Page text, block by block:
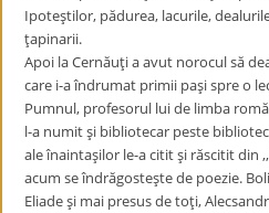
Ipoteştilor, pădurea, lacurile,
ţapinarii.
Apoi la Cernăuţi a avut norocul să
care i-a îndrumat primii paşi spre o
Pumnul, profesorul lui de limba
l-a numit şi bibliotecar peste
ale înaintaşilor le-a citit şi răscitit din
acum se îndrăgosteşte de poezie.
Eliade şi mai presus de toţi,